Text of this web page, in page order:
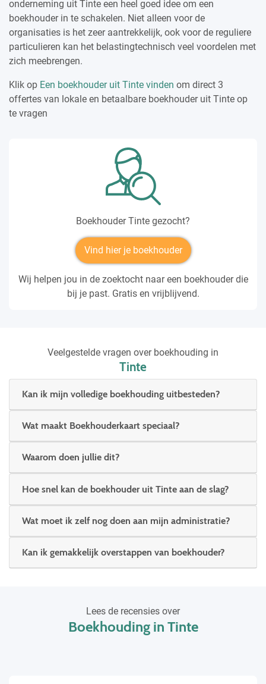
onderneming uit Tinte een heel goed idee om een
boekhouder in te schakelen. Niet alleen voor de
organisaties is het zeer aantrekkelijk, ook voor de reguliere
particulieren kan het belastingtechnisch veel voordelen met
zich meebrengen.
Klik op Een boekhouder uit Tinte vinden om direct 3
offertes van lokale en betaalbare boekhouder uit Tinte op
te vragen
Boekhouder Tinte gezocht?
Vind hier je boekhouder
Wij helpen jou in de zoektocht naar een boekhouder die
bij je past. Gratis en vrijblijvend.
Veelgestelde vragen over boekhouding in
Tinte
Kan ik mijn volledige boekhouding uitbesteden?
Wat maakt Boekhouderkaart speciaal?
Waarom doen jullie dit?
Hoe snel kan de boekhouder uit Tinte aan de slag?
Wat moet ik zelf nog doen aan mijn administratie?
Kan ik gemakkelijk overstappen van boekhouder?
Lees de recensies over
Boekhouding in Tinte